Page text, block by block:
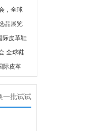
会将于
晋江国
，全球
贸展览
品展览
选材展览
际皮革鞋
黄金展
全球鞋
展览会
际皮革
业展、国
一批试试